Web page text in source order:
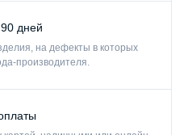
дней
на дефекты в которых
производителя.